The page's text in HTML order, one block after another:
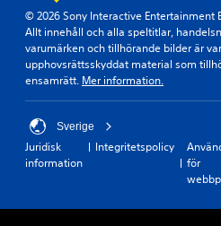
© 2026 Sony Interactive Entertainment
Allt innehåll och alla speltitlar,
varumärken och tillhörande bilder är
upphovsrättsskyddat material som
ensamrätt. Mer information.
Sverige
Juridisk
information
Integritetspolicy
för